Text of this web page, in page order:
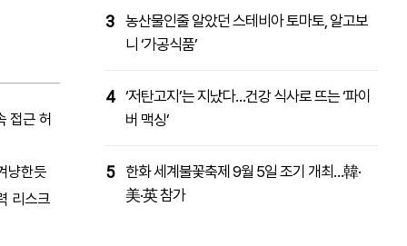
접근 허
냥한듯
리스크
3 농산물인줄 알았던 스테비아 토마토, 알고보
니 ‘가공식품’
4 ‘저탄고지’는 지났다…건강 식사로 뜨는 ‘파이
버 맥싱’
5
한화 세계불꽃축제 9월 5일 조기 개최…韓·
美·英 참가